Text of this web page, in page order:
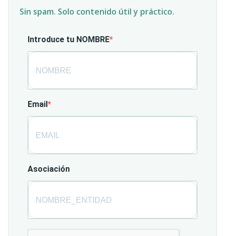
Sin spam. Solo contenido útil y práctico.
Introduce tu NOMBRE
Email
Asociación